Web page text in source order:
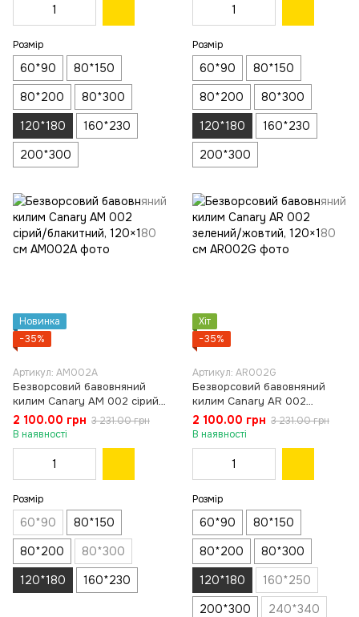
Розмір
60*90
80*150
80*200
80*300
120*180
160*230
200*300
Розмір
60*90
80*150
80*200
80*300
120*180
160*230
200*300
Новинка
−35%
Артикул: AM002A
Безворсовий бавовняний
килим Canary AM 002 сірий/
блакитний, 120×180 см
2 100.00 грн 3 231.00 грн
В наявності
Розмір
60*90
80*150
80*200
80*300
120*180
160*230
Хіт
−35%
Артикул: AR002G
Безворсовий бавовняний
килим Canary AR 002
зелений/жовтий, 120×180 см
2 100.00 грн 3 231.00 грн
В наявності
Розмір
60*90
80*150
80*200
80*300
120*180
160*250
200*300
240*340